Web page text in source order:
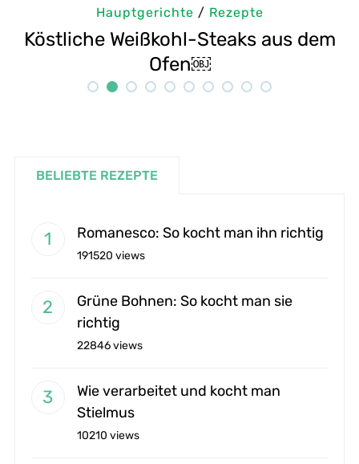
Hauptgerichte/Rezepte
Selbstgemachte Tahini: Sesampaste
Rezept
BELIEBTE REZEPTE
Romanesco: So kocht man ihn richtig
191520 views
Grüne Bohnen: So kocht man sie
richtig
22846 views
Wie verarbeitet und kocht man
Stielmus
10210 views